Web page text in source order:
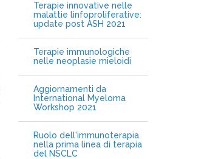
Terapie innovative nelle
malattie linfoproliferative:
update post ASH 2021
Terapie immunologiche
nelle neoplasie mieloidi
Aggiornamenti da
International Myeloma
Workshop 2021
Ruolo dell'immunoterapia
nella prima linea di terapia
del NSCLC